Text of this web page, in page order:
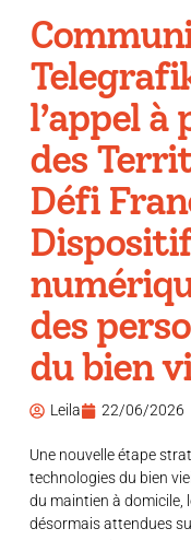
l’appel à
des
Défi
des
du bien
Leila 22/06/2026
Une nouvelle étape
technologies du bien
du maintien à domicile,
désormais attendues